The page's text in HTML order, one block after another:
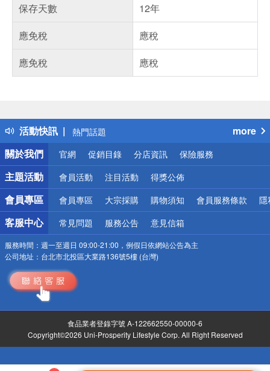
保存天數
12年
應免稅
應稅
應免稅
應稅
活動快訊
得獎公告
熱門話題
銀行優惠
偏遠地區配送
詐騙網頁！請小心！
more
關於我們
官網 促銷目錄 分店資訊 保險服務
主題活動 會員活動 注目活動 得獎公佈
會員專區 會員專區 大宗採購 購物須知 會員服務條款 隱
客服中心 常見問題 服務公告 意見信箱
服務時間： 週一至週日 09:00-21:00，例假日依網站公告為主
公司地址： 台北市北投區大業路136號5樓 (台灣)
食品業者登錄字號 A-122662550-00000-6
Copyright©2026 Uni-Prosperity Lifestyle Corp. All Right Reserved